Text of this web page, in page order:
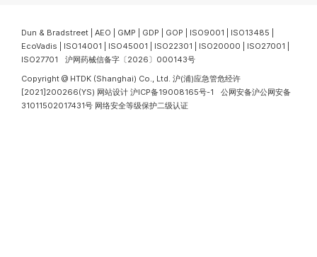
Dun & Bradstreet | AEO | GMP | GDP | GOP | ISO9001 | ISO13485 |
EcoVadis | ISO14001 | ISO45001 | ISO22301 | ISO20000 | ISO27001 |
ISO27701 沪网药械信备字〔2026〕000143号
Copyright @ HTDK (Shanghai) Co., Ltd. 沪(浦)应急管危经许
[2021]200266(YS) 网站设计 沪ICP备19008165号-1
公网安备沪公网安备
31011502017431号 网络安全等级保护二级认证